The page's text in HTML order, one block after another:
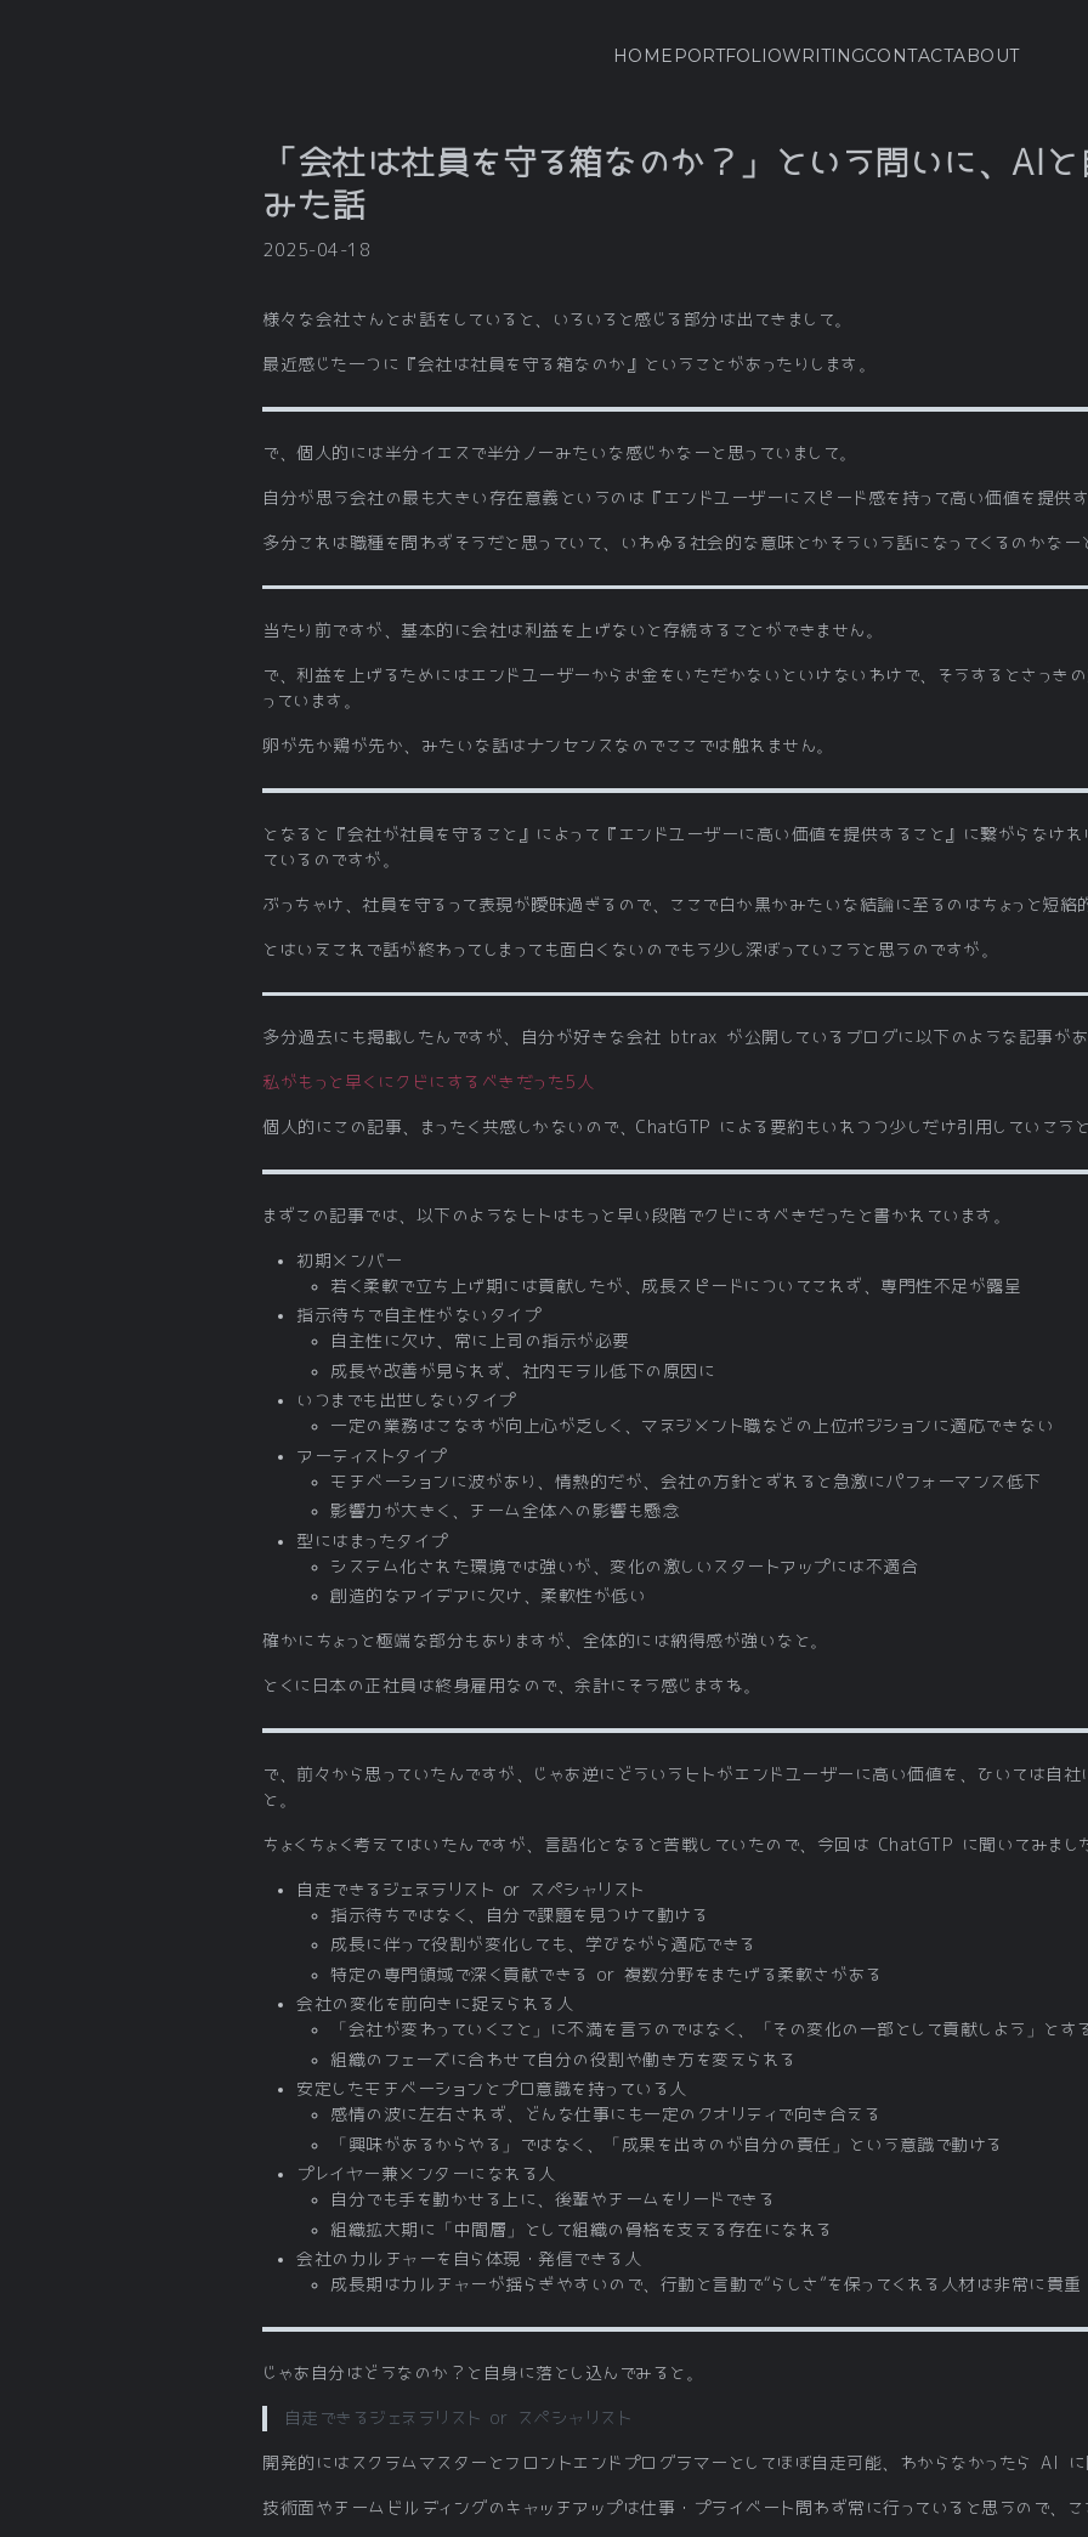
HOME PORTFOLIOWRITINGCONTACTABOUT
「会社は社員を守る箱なのか？」という問いに、AI
みた話
2025-04-18
様々な会社さんとお話をしていると、いろいろと感じる部分は出てきまして。
最近感じた一つに『会社は社員を守る箱なのか』ということがあったりします。
で、個人的には半分イエスで半分ノーみたいな感じかなーと思っていまして。
自分が思う会社の最も大きい存在意義というのは『エンドユーザーにスピード感を持って高い価値を提供す
多分これは職種を問わずそうだと思っていて、いわゆる社会的な意味とかそういう話になってくるのかなー
当たり前ですが、基本的に会社は利益を上げないと存続することができません。
で、利益を上げるためにはエンドユーザーからお金をいただかないといけないわけで、そうするとさっき
っています。
卵が先か鶏が先か、みたいな話はナンセンスなのでここでは触れません。
となると『会社が社員を守ること』によって『エンドユーザーに高い価値を提供すること』に繋がらなけ
ているのですが。
ぶっちゃけ、社員を守るって表現が曖昧過ぎるので、ここで白か黒かみたいな結論に至るのはちょっと短絡
とはいえこれで話が終わってしまっても面白くないのでもう少し深ぼっていこうと思うのですが。
多分過去にも掲載したんですが、自分が好きな会社 btrax が公開しているブログに以下のような記事があ
私がもっと早くにクビにするべきだった5人
個人的にこの記事、まったく共感しかないので、ChatGTP による要約もいれつつ少しだけ引用していこうと
まずこの記事では、以下のようなヒトはもっと早い段階でクビにすべきだったと書かれています。
初期メンバー
若く柔軟で立ち上げ期には貢献したが、成長スピードについてこれず、専門性不足が露呈
指示待ちで自主性がないタイプ
自主性に欠け、常に上司の指示が必要
成長や改善が見られず、社内モラル低下の原因に
いつまでも出世しないタイプ
一定の業務はこなすが向上心が乏しく、マネジメント職などの上位ポジションに適応できない
アーティストタイプ
モチベーションに波があり、情熱的だが、会社の方針とずれると急激にパフォーマンス低下
影響力が大きく、チーム全体への影響も懸念
型にはまったタイプ
システム化された環境では強いが、変化の激しいスタートアップには不適合
創造的なアイデアに欠け、柔軟性が低い
確かにちょっと極端な部分もありますが、全体的には納得感が強いなと。
とくに日本の正社員は終身雇用なので、余計にそう感じますね。
で、前々から思っていたんですが、じゃあ逆にどういうヒトがエンドユーザーに高い価値を、ひいては自
と。
ちょくちょく考えてはいたんですが、言語化となると苦戦していたので、今回は ChatGTP に聞いてみまし
自走できるジェネラリスト or スペシャリスト
指示待ちではなく、自分で課題を見つけて動ける
成長に伴って役割が変化しても、学びながら適応できる
特定の専門領域で深く貢献できる or 複数分野をまたげる柔軟さがある
会社の変化を前向きに捉えられる人
「会社が変わっていくこと」に不満を言うのではなく、「その変化の一部として貢献しよう」とす
組織のフェーズに合わせて自分の役割や働き方を変えられる
安定したモチベーションとプロ意識を持っている人
感情の波に左右されず、どんな仕事にも一定のクオリティで向き合える
「興味があるからやる」ではなく、「成果を出すのが自分の責任」という意識で動ける
プレイヤー兼メンターになれる人
自分でも手を動かせる上に、後輩やチームをリードできる
組織拡大期に「中間層」として組織の骨格を支える存在になれる
会社のカルチャーを自ら体現・発信できる人
成長期はカルチャーが揺らぎやすいので、行動と言動で“らしさ”を保ってくれる人材は非常に貴重
じゃあ自分はどうなのか？と自身に落とし込んでみると。
自走できるジェネラリスト or スペシャリスト
開発的にはスクラムマスターとフロントエンドプログラマーとしてほぼ自走可能、わからなかったら AI に
技術面やチームビルディングのキャッチアップは仕事・プライベート問わず常に行っていると思うので、こ